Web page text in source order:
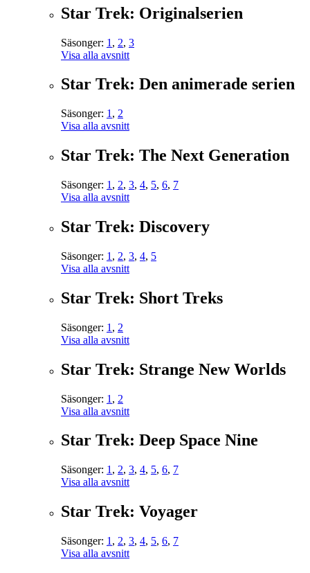
Star Trek: Originalserien
Säsonger: 1 , 2, 3
Visa alla avsnitt
Star Trek: Den animerade serien
Säsonger: 1 , 2
Visa alla avsnitt
Star Trek: The Next Generation
Säsonger: 1 , 2, 3, 4, 5, 6, 7
Visa alla avsnitt
Star Trek: Discovery
Säsonger: 1 , 2, 3, 4, 5
Visa alla avsnitt
Star Trek: Short Treks
Säsonger: 1 , 2
Visa alla avsnitt
Star Trek: Strange New Worlds
Säsonger: 1 , 2
Visa alla avsnitt
Star Trek: Deep Space Nine
Säsonger: 1 , 2, 3, 4, 5, 6, 7
Visa alla avsnitt
Star Trek: Voyager
Säsonger: 1 , 2, 3, 4, 5, 6, 7
Visa alla avsnitt